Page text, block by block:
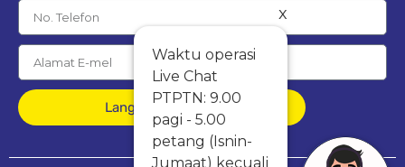
x
Waktu operasi
Live Chat
PTPTN: 9.00
pagi - 5.00
petang (Isnin-
Jumaat) kecuali
Langgan Percuma